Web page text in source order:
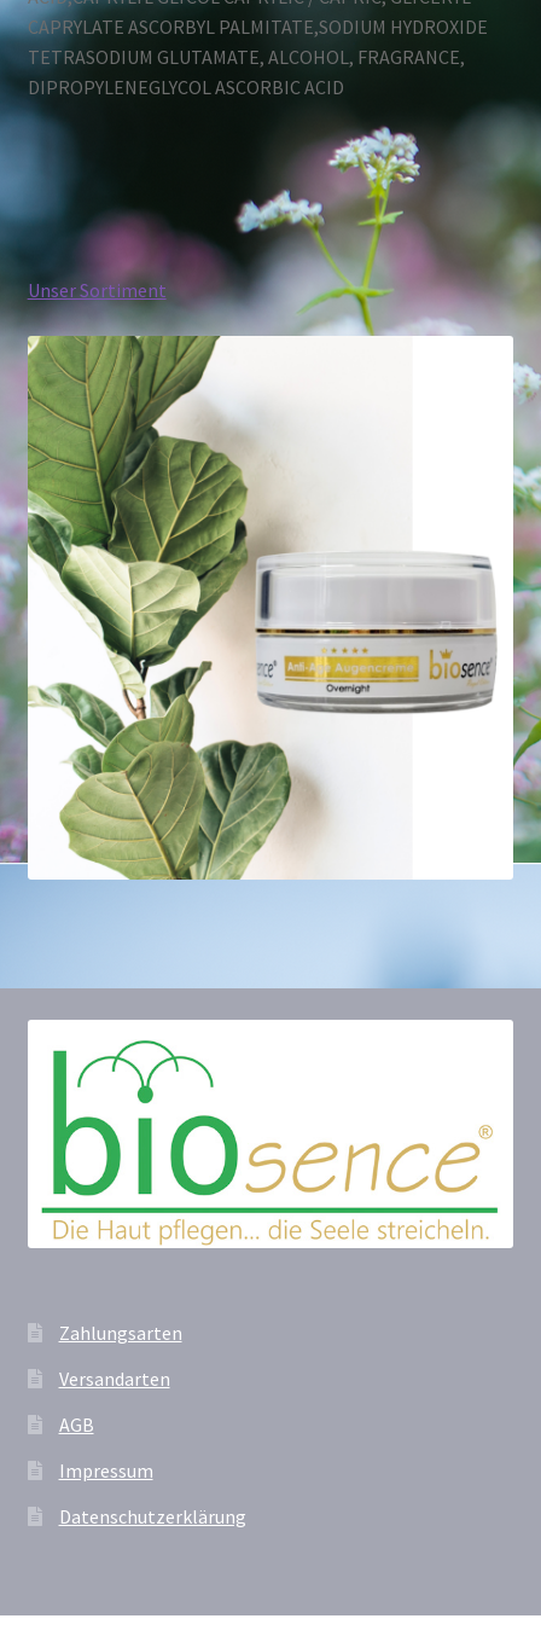
CAPRYLATE ASCORBYL PALMITATE,SODIUM HYDROXIDE
TETRASODIUM GLUTAMATE, ALCOHOL, FRAGRANCE,
DIPROPYLENEGLYCOL ASCORBIC ACID
Unser Sortiment
Zahlungsarten
Versandarten
AGB
Impressum
Datenschutzerklärung